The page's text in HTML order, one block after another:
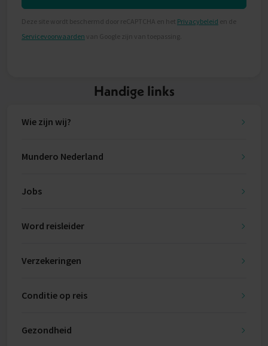
Deze site wordt beschermd door reCAPTCHA en het Privacybeleid en de
Servicevoorwaarden van Google zijn van toepassing.
Handige links
Wie zijn wij?
Mundero Nederland
Jobs
Word reisleider
Verzekeringen
Conditie op reis
Gezondheid